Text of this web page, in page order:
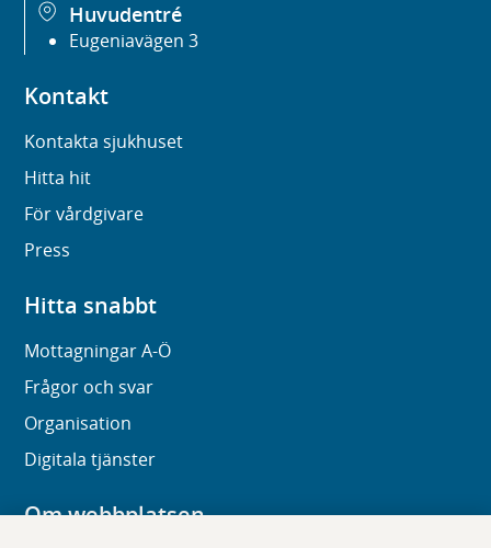
Huvudentré
Eugeniavägen 3
Kontakt
Kontakta sjukhuset
Hitta hit
För vårdgivare
Press
Hitta snabbt
Mottagningar A-Ö
Frågor och svar
Organisation
Digitala tjänster
Om webbplatsen